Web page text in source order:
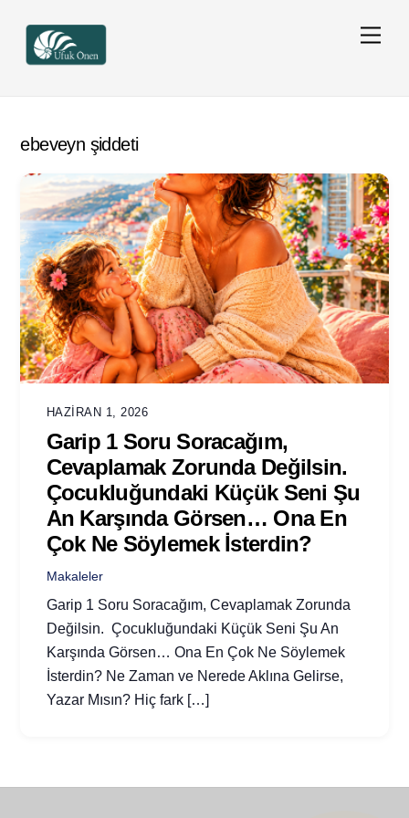
content
ebeveyn şiddeti
HAZIRAN 1, 2026
Garip 1 Soru Soracağım,
Cevaplamak Zorunda Değilsin.
Çocukluğundaki Küçük Seni Şu
An Karşında Görsen… Ona En
Çok Ne Söylemek İsterdin?
Makaleler
Garip 1 Soru Soracağım, Cevaplamak Zorunda
Değilsin. Çocukluğundaki Küçük Seni Şu An
Karşında Görsen… Ona En Çok Ne Söylemek
İsterdin? Ne Zaman ve Nerede Aklına Gelirse,
Yazar Mısın? Hiç fark […]